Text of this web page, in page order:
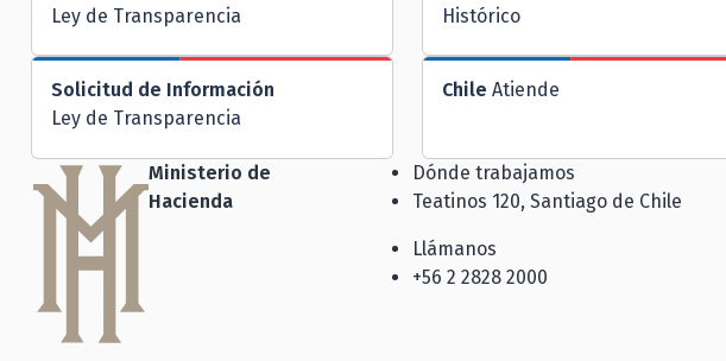
Ley de Transparencia
Histórico
Solicitud de Información
Ley de Transparencia
Chile Atiende
Ministerio de
Hacienda
Dónde trabajamos
Teatinos 120, Santiago de Chile
Llámanos
+56 2 2828 2000